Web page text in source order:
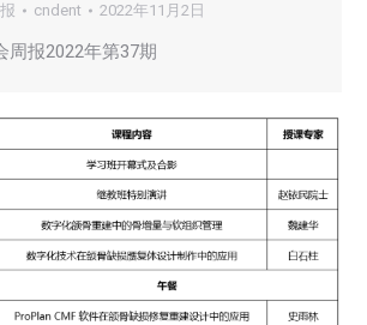
cndent 2022年11月2日
周报2022年第37期